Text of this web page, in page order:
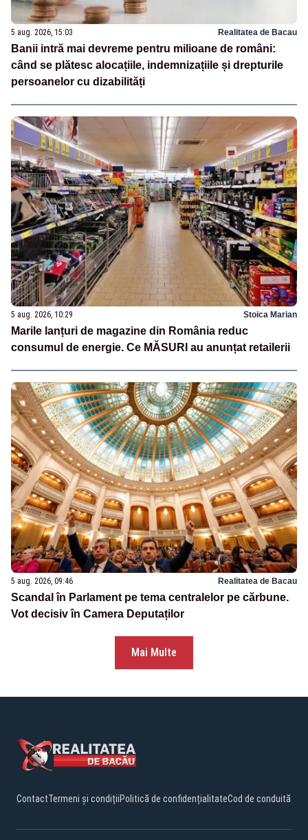
5 aug. 2026, 15:03 Realitatea de Bacau
Banii intră mai devreme pentru milioane de români:
când se plătesc alocațiile, indemnizațiile și drepturile
persoanelor cu dizabilități
5 aug. 2026, 10:29 Stoica Marian
Marile lanțuri de magazine din România reduc
consumul de energie. Ce MĂSURI au anunțat retailerii
5 aug. 2026, 09:46 Realitatea de Bacau
Scandal în Parlament pe tema centralelor pe cărbune.
Vot decisiv în Camera Deputaților
Mai Multe
ContactTermeni și condițiiPolitică de confidențialitateCod de conduită